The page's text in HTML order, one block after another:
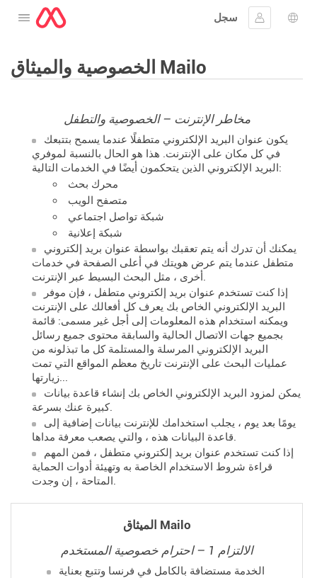
افتح القائمة
سجل
الدخولاللغة
الخصوصية والميثاق Mailo
مخاطر الإنترنت – الخصوصية والتطفل
يكون عنوان البريد الإلكتروني متطفلًا عندما يسمح بتتبعك
في كل مكان على الإنترنت. هذا هو الحال بالنسبة لموفري
البريد الإلكتروني الذين يتحكمون أيضًا في الخدمات التالية:
محرك بحث
متصفح الويب
شبكة تواصل اجتماعي
شبكة إعلانية
يمكنك أن تدرك أنه يتم تعقبك بواسطة عنوان بريد إلكتروني
متطفل عندما يتم عرض هويتك في أعلى الصفحة في خدمات
أخرى ، مثل البحث البسيط عبر الإنترنت.
إذا كنت تستخدم عنوان بريد إلكتروني متطفل ، فإن موفر
البريد الإلكتروني الخاص بك يعرف كل أفعالك على الإنترنت
ويمكنه استخدام هذه المعلومات إلى أجل غير مسمى: قائمة
بجميع جهات الاتصال الحالية والسابقة محتوى جميع رسائل
البريد الإلكتروني المرسلة والمستلمة كل ما تبذلونه من
عمليات البحث على الإنترنت تاريخ معظم المواقع التي تمت
زيارتها...
يمكن لمزود البريد الإلكتروني الخاص بك إنشاء قاعدة بيانات
كبيرة عنك بسرعة.
يومًا بعد يوم ، يجلب استخدامك للإنترنت بيانات إضافية إلى
قاعدة البيانات هذه ، والتي يصعب معرفة مداها.
إذا كنت تستخدم عنوان بريد إلكتروني متطفل ، فمن المهم
قراءة شروط الاستخدام الخاصة به وتهيئة أدوات الحماية
المتاحة ، إن وجدت.
الميثاق Mailo
الالتزام 1 – احترام خصوصية المستخدم
الخدمة مستضافة بالكامل في فرنسا وتتبع بعناية